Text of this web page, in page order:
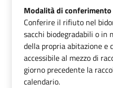
Modalità di conferimento
Conferire il rifiuto nel
sacchi biodegradabili o
della propria abitazione e
accessibile al mezzo di
giorno precedente la
calendario.